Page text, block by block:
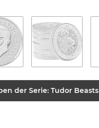
der Serie: Tudor Beasts